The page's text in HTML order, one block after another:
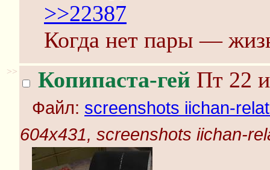
>>22387
Когда нет пары —
>> Копипаста-гей Пт 22
Файл: screenshots iichan-
604x431, screenshots iichan-